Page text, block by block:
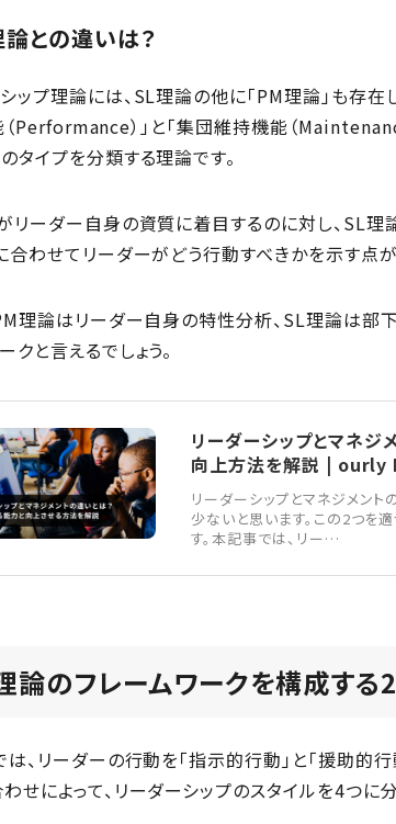
との違いは？
ップ理論には、SL理論の他に「PM理論」も存在
Performance）」と「集団維持機能（
タイプを分類する理論です。
リーダー自身の資質に着目するのに対し、SL理
合わせてリーダーがどう行動すべきかを示す点
理論はリーダー自身の特性分析、SL理論は
クと言えるでしょう。
リーダーシップとマネジ
向上方法を解説 | ourly
リーダーシップとマネジメン
少ないと思います。この2つを
す。本記事では、リー…
論のフレームワークを構成する
、リーダーの行動を「指示的行動」と「援助的
せによって、リーダーシップのスタイルを4つに